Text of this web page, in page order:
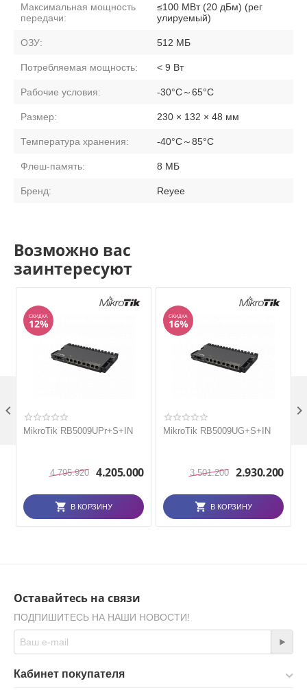
Максимальная мощность
передачи:
≤100 МВт (20 дБм) (рег
улируемый)
ОЗУ: 512 МБ
Потребляемая мощность: < 9 Вт
Рабочие условия: -30°C～65°C
Размер: 230 × 132 × 48 мм
Температура хранения: -40°C～85°C
Флеш-память: 8 МБ
Бренд: Reyee
Возможно вас
заинтересуют
СКИДКА
12%
MikroTik RB5009UPr+S+IN
4.795.920 4.205.000
В КОРЗИНУ
СКИДКА
16%
MikroTik RB5009UG+S+IN
3.501.200 2.930.200
В КОРЗИНУ
 
Оставайтесь на связи
ПОДПИШИТЕСЬ НА НАШИ НОВОСТИ!
Кабинет покупателя